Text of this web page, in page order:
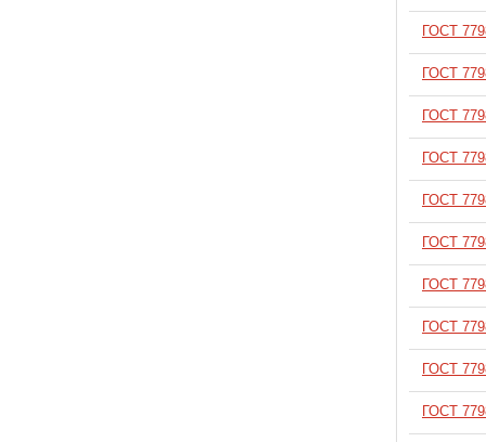
ГОСТ
ГОСТ
ГОСТ
ГОСТ
ГОСТ
ГОСТ
ГОСТ
ГОСТ
ГОСТ
ГОСТ